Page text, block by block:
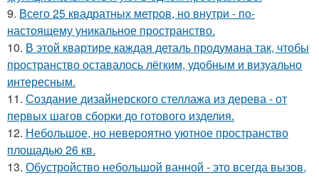
9. Всего 25 квадратных метров, но внутри - по-
настоящему уникальное пространство.
10. В этой квартире каждая деталь продумана так, чтобы
пространство оставалось лёгким, удобным и визуально
интересным.
11. Создание дизайнерского стеллажа из дерева - от
первых шагов сборки до готового изделия.
12. Небольшое, но невероятно уютное пространство
площадью 26 кв.
13. Обустройство небольшой ванной - это всегда вызов,